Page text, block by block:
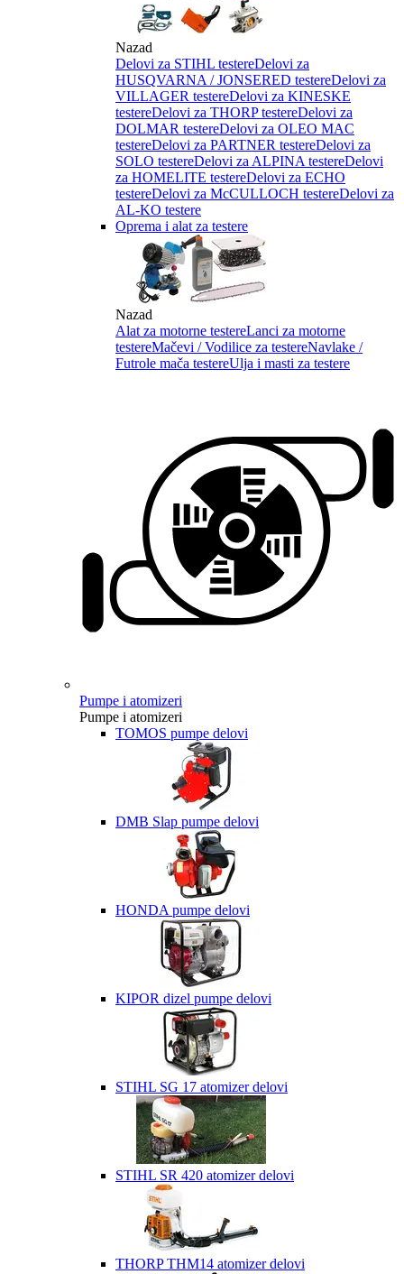
Nazad
Delovi za STIHL testereDelovi za
HUSQVARNA / JONSERED testereDelovi za
VILLAGER testereDelovi za KINESKE
testereDelovi za THORP testereDelovi za
DOLMAR testereDelovi za OLEO MAC
testereDelovi za PARTNER testereDelovi za
SOLO testereDelovi za ALPINA testereDelovi
za HOMELITE testereDelovi za ECHO
testereDelovi za McCULLOCH testereDelovi za
AL-KO testere
Oprema i alat za testere
Nazad
Alat za motorne testereLanci za motorne
testereMačevi / Vodilice za testereNavlake /
Futrole mača testereUlja i masti za testere
Pumpe i atomizeri
Pumpe i atomizeri
TOMOS pumpe delovi
DMB Slap pumpe delovi
HONDA pumpe delovi
KIPOR dizel pumpe delovi
STIHL SG 17 atomizer delovi
STIHL SR 420 atomizer delovi
THORP THM14 atomizer delovi